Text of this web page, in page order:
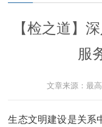
【检之道】
服
文章来源：最
生态文明建设是关系